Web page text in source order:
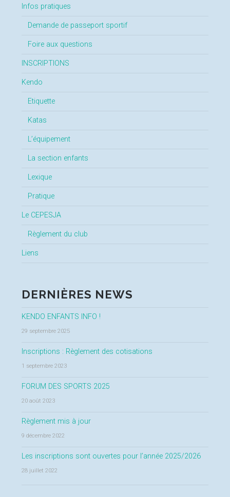
Infos pratiques
Demande de passeport sportif
Foire aux questions
INSCRIPTIONS
Kendo
Etiquette
Katas
L’équipement
La section enfants
Lexique
Pratique
Le CEPESJA
Règlement du club
Liens
DERNIÈRES NEWS
KENDO ENFANTS INFO !
29 septembre 2025
Inscriptions : Règlement des cotisations
1 septembre 2023
FORUM DES SPORTS 2025
20 août 2023
Règlement mis à jour
9 décembre 2022
Les inscriptions sont ouvertes pour l’année 2025/2026
28 juillet 2022